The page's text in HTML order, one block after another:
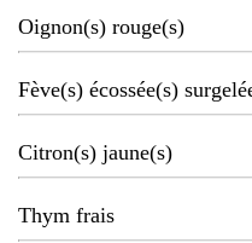
Oignon(s) rouge(s)
Fève(s) écossée(s)
Citron(s) jaune(s)
Thym frais